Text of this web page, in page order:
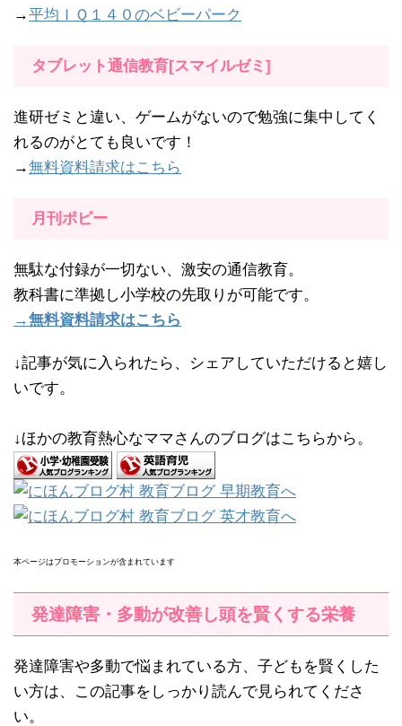
→平均ＩＱ１４０のベビーパーク
タブレット通信教育[スマイルゼミ]
進研ゼミと違い、ゲームがないので勉強に集中してく
れるのがとても良いです！
→無料資料請求はこちら
月刊ポピー
無駄な付録が一切ない、激安の通信教育。
教科書に準拠し小学校の先取りが可能です。
→無料資料請求はこちら
↓記事が気に入られたら、シェアしていただけると嬉し
いです。
↓ほかの教育熱心なママさんのブログはこちらから。
本ページはプロモーションが含まれています
発達障害・多動が改善し頭を賢くする栄養
発達障害や多動で悩まれている方、子どもを賢くした
い方は、この記事をしっかり読んで見られてくださ
い。